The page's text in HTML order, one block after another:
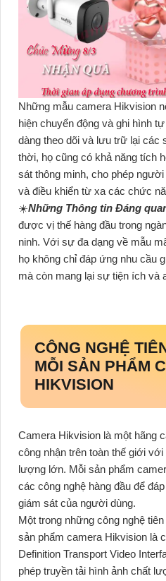
Những mẫu camera Hikvision
hiện chuyển động và ghi hình
dàng theo dõi và lưu trữ lại các
thời, họ cũng có khả năng tích
sát thông minh, cho phép
và điều khiển từ xa các chức
☀️Những Thông tin Đáng
được vị thế hàng đầu trong
ninh. Với sự đa dạng về mẫu
họ không chỉ đáp ứng nhu cầu
mà còn mang lại sự tiện ích và
CÔNG NGHỆ
MỖI SẢN PHẨM
HIKVISION
Camera Hikvision là một hãng
công nhận trên toàn thế giới
lượng lớn. Mỗi sản phẩm
các công nghệ hàng đầu để
giám sát của người dùng.
Một trong những công nghệ
sản phẩm camera Hikvision là
Definition Transport Video
phép truyền tải hình ảnh chất